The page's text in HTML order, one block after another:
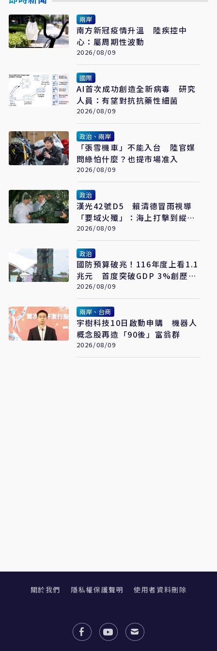
兩岸
南方新冠疫情升溫 陸疾控中
心：屬周期性波動
2026/08/09
國際
AI首次成功創造全新病毒 研究
人員：有望對抗抗藥性細菌
2026/08/09
政治、兩岸
「張雪機車」不能入台 陸官媒
問綠怕什麼？也提市場准入
2026/08/09
政治
漢光42號D5 賴清德冒雨視導
「要域火殲」：海上打擊到縱深
防禦驗證整體戰力
2026/08/09
政治
國防預算破兆！116年度上看1.1
兆元 首度突破GDP 3%創歷史
新高
2026/08/09
兩岸、台商
宇樹科技10日啟動申購 機器人
概念股再造「90後」富翁群
2026/08/09
關於我們 隱私權保護聲明 使用者資料刪除